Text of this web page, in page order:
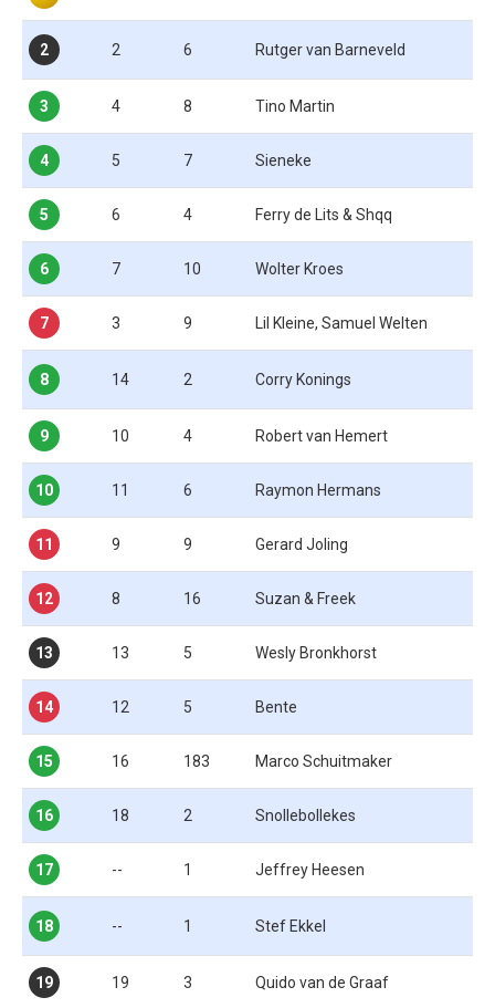
2 2 6 Rutger van Barneveld
3 4 8 Tino Martin
4 5 7 Sieneke
5 6 4 Ferry de Lits & Shqq
6 7 10 Wolter Kroes
7 3 9 Lil Kleine, Samuel Welten
8 14 2 Corry Konings
9 10 4 Robert van Hemert
10 11 6 Raymon Hermans
11 9 9 Gerard Joling
12 8 16 Suzan & Freek
13 13 5 Wesly Bronkhorst
14 12 5 Bente
15 16 183 Marco Schuitmaker
16 18 2 Snollebollekes
17 -- 1 Jeffrey Heesen
18 -- 1 Stef Ekkel
19 19 3 Quido van de Graaf